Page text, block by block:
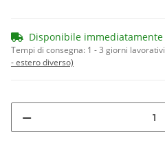
Disponibile immediatamente
Tempi di consegna: 1 - 3 giorni lavorativi
- estero diverso)